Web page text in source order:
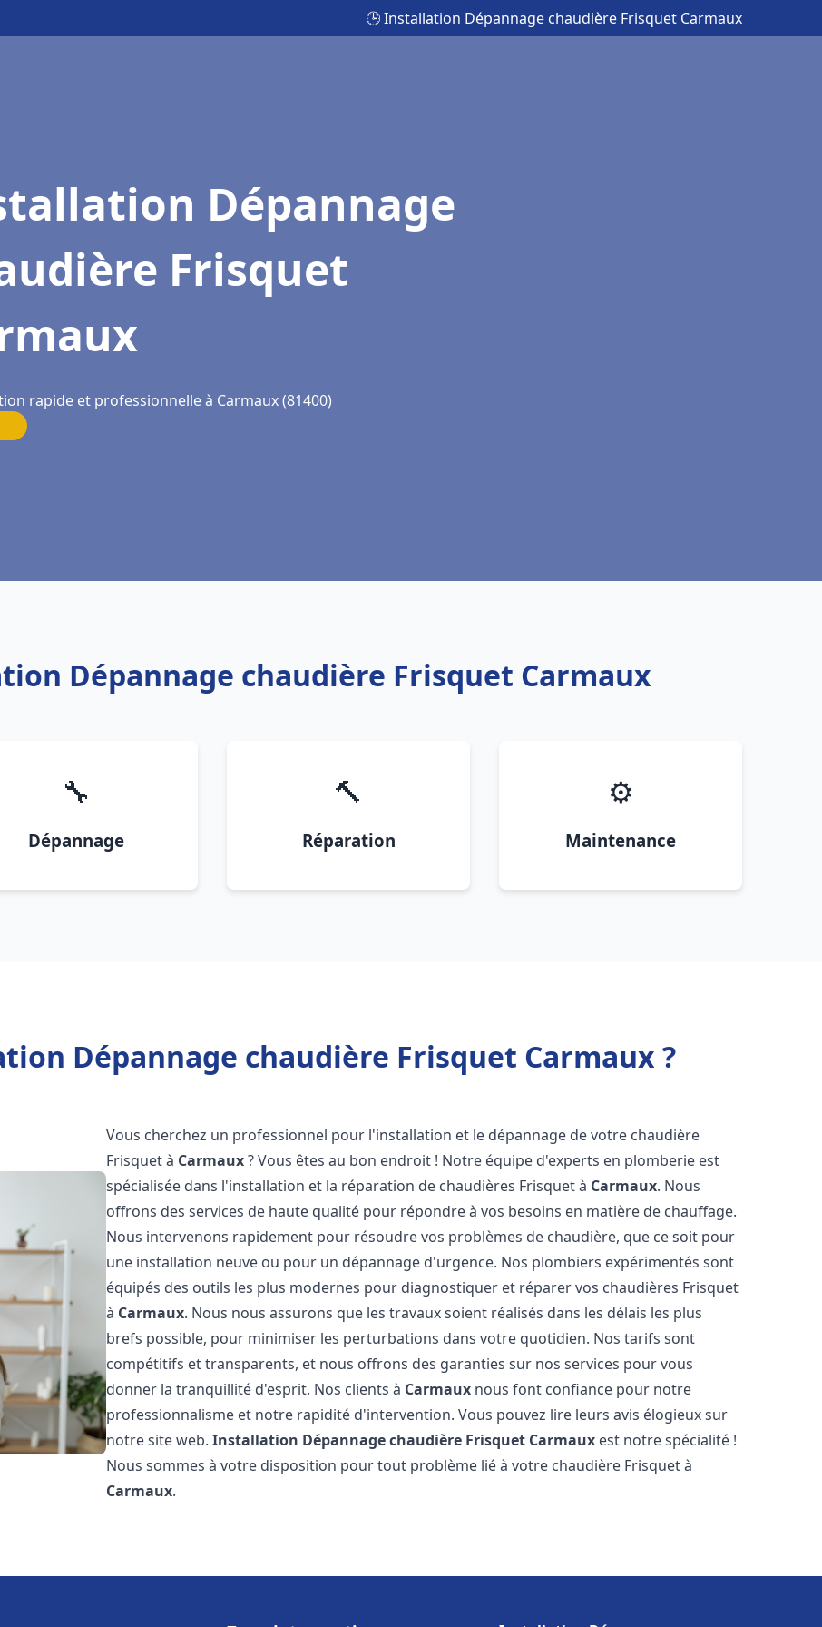
🕒 Installation Dépannage chaudière Frisquet Carmaux
Dépannage
Frisquet
rapide et professionnelle à Carmaux (81400)
Dépannage chaudière Frisquet Carmaux
🔧
Dépannage
🔨
Réparation
⚙️
Maintenance
Dépannage chaudière Frisquet Carmaux ?
Vous cherchez un professionnel pour l'installation et le dépannage de votre chaudière
Frisquet à Carmaux? Vous êtes au bon endroit ! Notre équipe d'experts en plomberie est
spécialisée dans l'installation et la réparation de chaudières Frisquet à Carmaux. Nous
offrons des services de haute qualité pour répondre à vos besoins en matière de chauffage.
Nous intervenons rapidement pour résoudre vos problèmes de chaudière, que ce soit pour
une installation neuve ou pour un dépannage d'urgence. Nos plombiers expérimentés sont
équipés des outils les plus modernes pour diagnostiquer et réparer vos chaudières Frisquet
à Carmaux. Nous nous assurons que les travaux soient réalisés dans les délais les plus
brefs possible, pour minimiser les perturbations dans votre quotidien. Nos tarifs sont
compétitifs et transparents, et nous offrons des garanties sur nos services pour vous
donner la tranquillité d'esprit. Nos clients à Carmaux nous font confiance pour notre
professionnalisme et notre rapidité d'intervention. Vous pouvez lire leurs avis élogieux sur
notre site web.Installation Dépannage chaudière Frisquet Carmaux est notre spécialité !
Nous sommes à votre disposition pour tout problème lié à votre chaudière Frisquet à
Carmaux.